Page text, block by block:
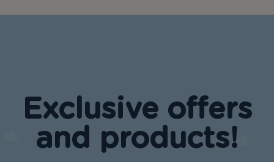
Exclusive offers
and products!